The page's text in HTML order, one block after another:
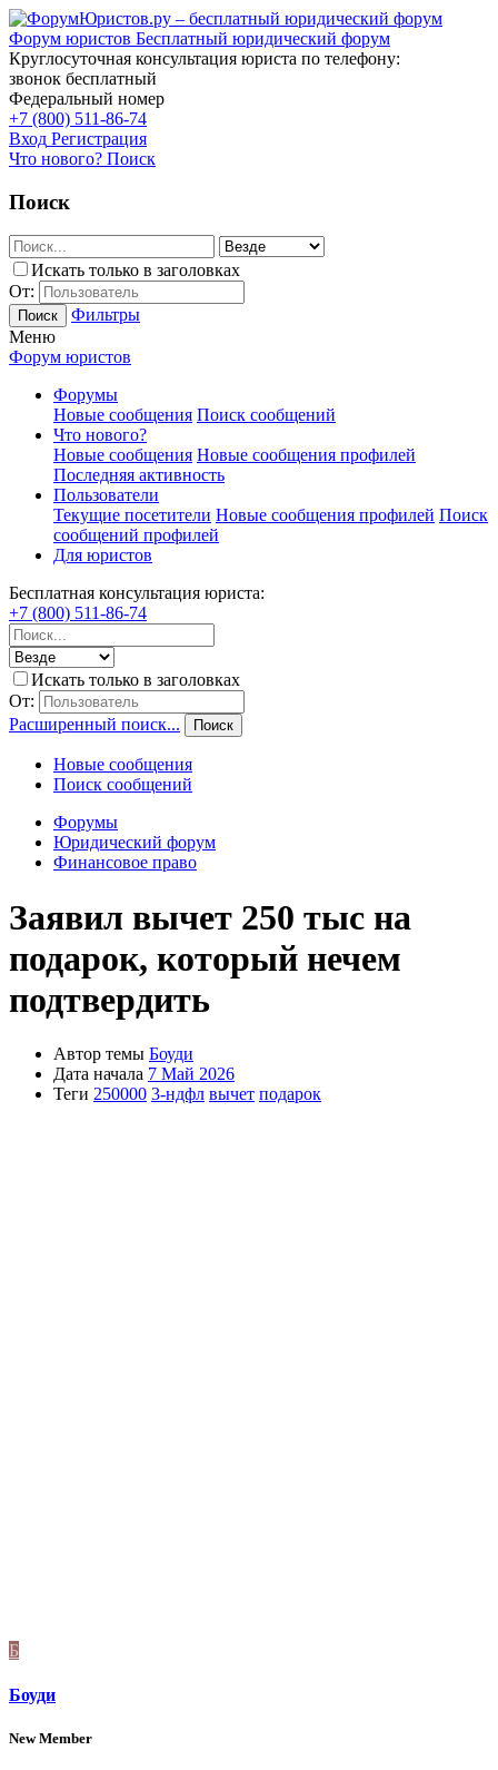
Форум юристов Бесплатный юридический форум
Круглосуточная консультация юриста по телефону:
звонок бесплатный
Федеральный номер
+7 (800) 511-86-74
Вход Регистрация
Что нового? Поиск
Поиск
Искать только в заголовках
От:
Поиск
Фильтры
Меню
Форум юристов
Форумы
Новые сообщения Поиск сообщений
Что нового?
Новые сообщения Новые сообщения профилей
Последняя активность
Пользователи
Текущие посетители Новые сообщения профилей Поиск
сообщений профилей
Для юристов
Бесплатная консультация юриста:
+7 (800) 511-86-74
Искать только в заголовках
От:
Расширенный поиск...
Поиск
Новые сообщения
Поиск сообщений
Форумы
Юридический форум
Финансовое право
Заявил вычет 250 тыс на
подарок, который нечем
подтвердить
Автор темы Боуди
Дата начала 7 Май 2026
Теги 250000 3-ндфл вычет подарок
Б
Боуди
New Member